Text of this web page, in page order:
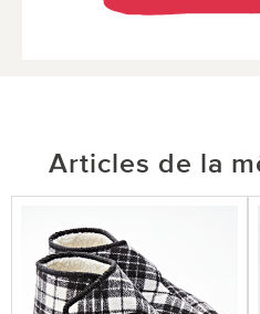
Articles de la